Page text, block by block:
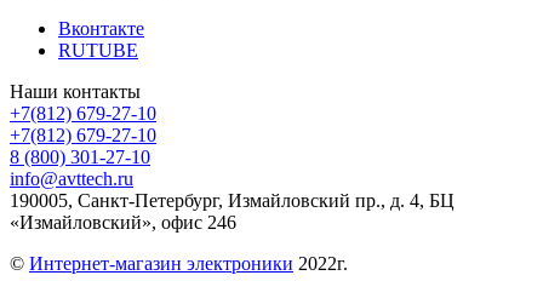
Вконтакте
RUTUBE
Наши контакты
+7(812) 679-27-10
+7(812) 679-27-10
8 (800) 301-27-10
info@avttech.ru
190005, Санкт-Петербург, Измайловский пр., д. 4, БЦ
«Измайловский», офис 246
© Интернет-магазин электроники 2022г.